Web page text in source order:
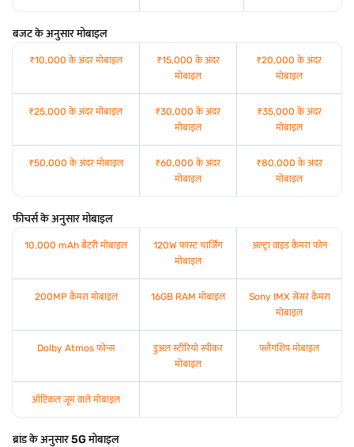
बजट के अनुसार मोबाइल
₹10,000 के अंदर मोबाइल
₹15,000 के अंदर
मोबाइल
₹20,000 के अंदर
मोबाइल
₹25,000 के अंदर मोबाइल
₹30,000 के अंदर
मोबाइल
₹35,000 के अंदर
मोबाइल
₹50,000 के अंदर मोबाइल
₹60,000 के अंदर
मोबाइल
₹80,000 के अंदर
मोबाइल
फीचर्स के अनुसार मोबाइल
10,000 mAh बैटरी मोबाइल
120W फास्ट चार्जिंग
मोबाइल
अल्ट्रा वाइड कैमरा फोन
200MP कैमरा मोबाइल 16GB RAM मोबाइल
Sony IMX सेंसर कैमरा
मोबाइल
Dolby Atmos फोन्स
डुअल स्टीरियो स्पीकर
मोबाइल
फ्लैगशिप मोबाइल
ऑप्टिकल ज़ूम वाले मोबाइल
ब्रांड के अनुसार 5G मोबाइल